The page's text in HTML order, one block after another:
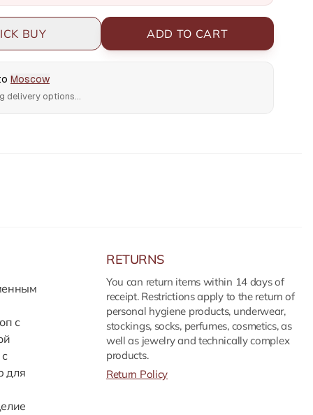
BUY ADD TO CART
Moscow
delivery options...
с
для
RETURNS
You can return items within 14 days of
receipt. Restrictions apply to the return of
personal hygiene products, underwear,
stockings, socks, perfumes, cosmetics, as
well as jewelry and technically complex
products.
Return Policy